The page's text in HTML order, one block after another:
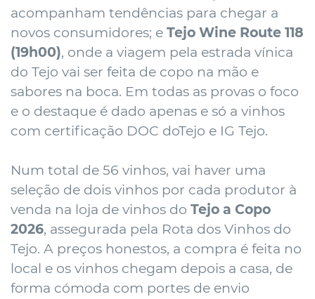
acompanham tendências para chegar a
novos consumidores; e Tejo Wine Route 118
(19h00), onde a viagem pela estrada vínica
do Tejo vai ser feita de copo na mão e
sabores na boca. Em todas as provas o foco
e o destaque é dado apenas e só a vinhos
com certificação DOC doTejo e IG Tejo.
Num total de 56 vinhos, vai haver uma
seleção de dois vinhos por cada produtor à
venda na loja de vinhos do Tejo a Copo
2026, assegurada pela Rota dos Vinhos do
Tejo. A preços honestos, a compra é feita no
local e os vinhos chegam depois a casa, de
forma cómoda com portes de envio